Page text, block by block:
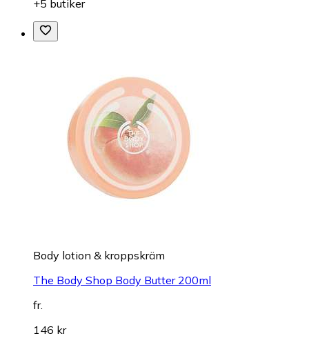
+5 butiker
Body lotion & kroppskräm
The Body Shop Body Butter 200ml
fr.
146 kr